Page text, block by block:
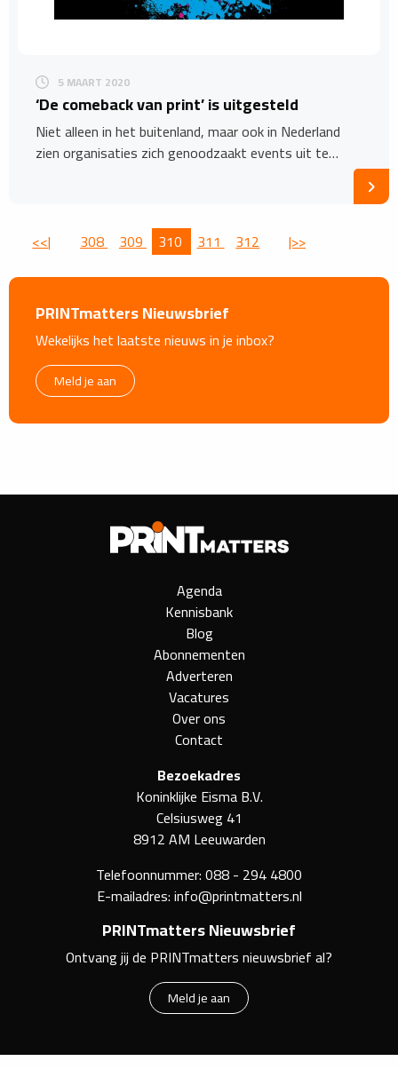
5 MAART 2020
‘De comeback van print’ is uitgesteld
Niet alleen in het buitenland, maar ook in Nederland
zien organisaties zich genoodzaakt events uit te…
<<| 308 309 310 311 312 |>>
PRINTmatters Nieuwsbrief
Wekelijks het laatste nieuws in je inbox?
Meld je aan
Agenda
Kennisbank
Blog
Abonnementen
Adverteren
Vacatures
Over ons
Contact
Bezoekadres
Koninklijke Eisma B.V.
Celsiusweg 41
8912 AM Leeuwarden
Telefoonnummer:088 - 294 4800
E-mailadres:info@printmatters.nl
PRINTmatters Nieuwsbrief
Ontvang jij de PRINTmatters nieuwsbrief al?
Meld je aan